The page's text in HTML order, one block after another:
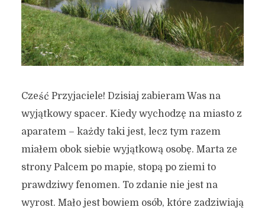
Cześć Przyjaciele! Dzisiaj zabieram Was na
wyjątkowy spacer. Kiedy wychodzę na miasto z
aparatem – każdy taki jest, lecz tym razem
miałem obok siebie wyjątkową osobę. Marta ze
strony Palcem po mapie, stopą po ziemi to
prawdziwy fenomen. To zdanie nie jest na
wyrost. Mało jest bowiem osób, które zadziwiają